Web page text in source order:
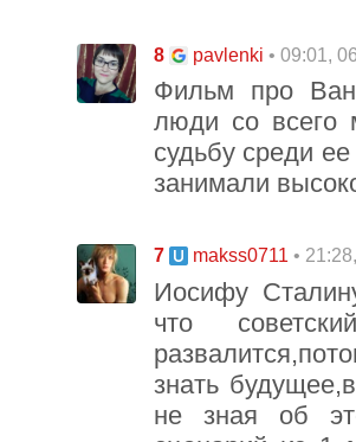
8 pavlenki • 09:01,
Фильм про
люди со всего
судьбу среди
занимали
7 makss0711 •
Иосифу
что
знать
не зная об